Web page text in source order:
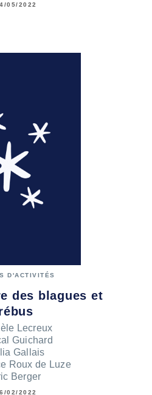
05/2022
D'ACTIVITÉS
des blagues et
Lecreux
Guichard
Gallais
Roux de Luze
Berger
02/2022